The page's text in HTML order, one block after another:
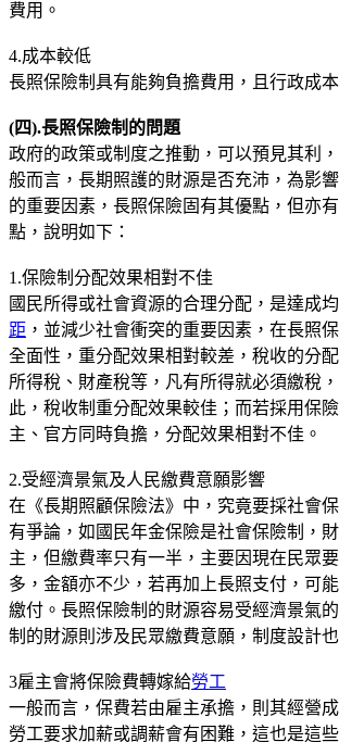
費用。
4.成本較低
長照保險制具有能夠負擔費用，且行政成
(四).長照保險制的問題
政府的政策或制度之推動，可以預見其利
般而言，長期照護的財源是否充沛，為影
的重要因素，長照保險固有其優點，但亦
點，說明如下：
1.保險制分配效果相對不佳
國民所得或社會資源的合理分配，是達成
距 ，並減少社會衝突的重要因素，在長照
全面性，重分配效果相對較差，稅收的分
所得稅、財產稅等，凡有所得就必須繳稅
此，稅收制重分配效果較佳；而若採用保
主、官方同時負擔，分配效果相對不佳。
2.受經濟景氣及人民繳費意願影響
在《長期照顧保險法》中，究竟要採社會
有爭論，如國民年金保險是社會保險制，
主，但繳費率只有一半，主要因現在民眾
多，金額亦不少，若再加上長照支付，可
繳付。長照保險制的財源容易受經濟景氣
制的財源則涉及民眾繳費意願，制度設計也
3雇主會將保險費轉嫁給勞工
一般而言，保費若由雇主承擔，則其經營
勞工要求加薪或調薪會有困難，這也是這